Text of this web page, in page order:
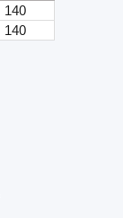
140
140